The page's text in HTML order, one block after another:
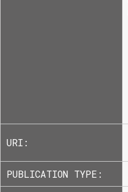
URI:
PUBLICATION TYPE: